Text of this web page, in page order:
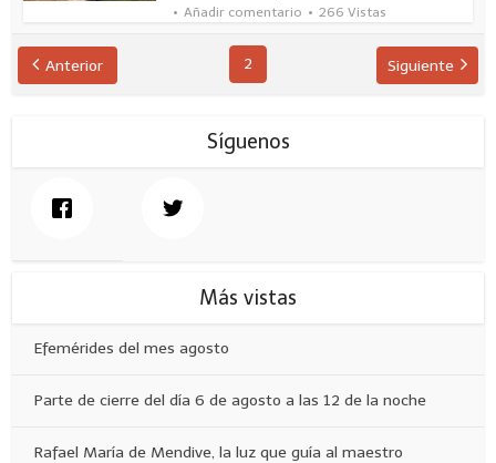
Añadir comentario
266 Vistas
Anterior 2 Siguiente
Síguenos
Más vistas
Efemérides del mes agosto
Parte de cierre del día 6 de agosto a las 12 de la noche
Rafael María de Mendive, la luz que guía al maestro